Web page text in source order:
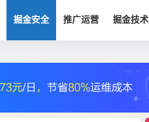
掘金安全 推广运营 掘金技术